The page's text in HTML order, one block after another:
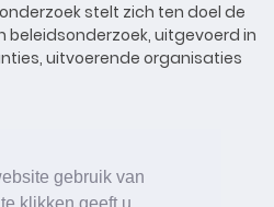
gebruik van
stelt zich ten doel de
beleidsonderzoek, uitgevoerd in
uitvoerende organisaties